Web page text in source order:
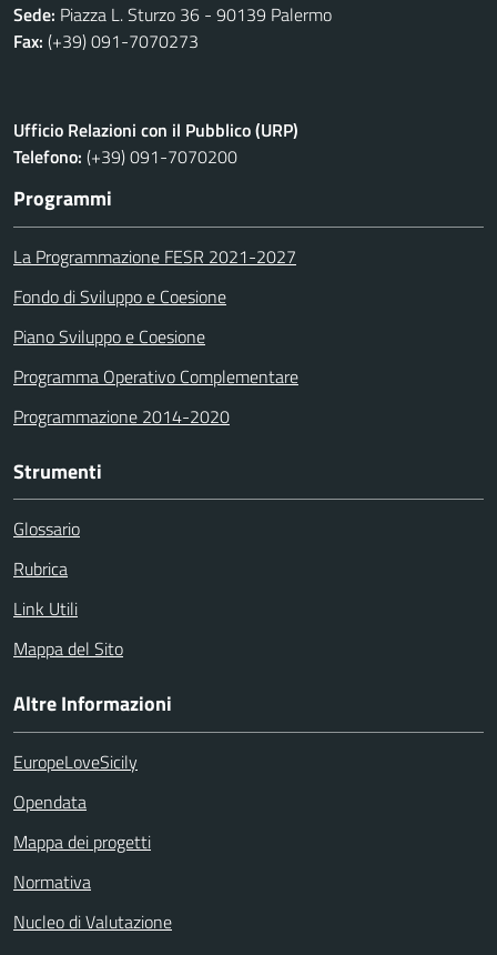
Sede: Piazza L. Sturzo 36 - 90139 Palermo
Fax: (+39) 091-7070273
Ufficio Relazioni con il Pubblico (URP)
Telefono: (+39) 091-7070200
Programmi
La Programmazione FESR 2021-2027
Fondo di Sviluppo e Coesione
Piano Sviluppo e Coesione
Programma Operativo Complementare
Programmazione 2014-2020
Strumenti
Glossario
Rubrica
Link Utili
Mappa del Sito
Altre Informazioni
EuropeLoveSicily
Opendata
Mappa dei progetti
Normativa
Nucleo di Valutazione